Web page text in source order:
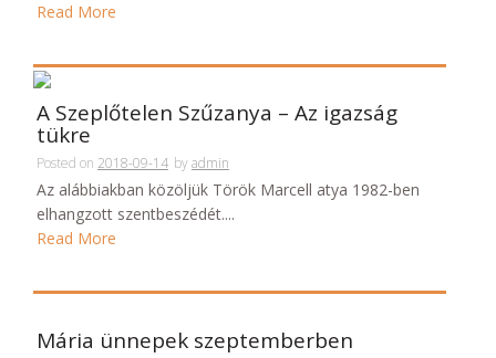
Read More
A Szeplőtelen Szűzanya – Az igazság
tükre
Posted on 2018-09-14 byadmin
Az alábbiakban közöljük Török Marcell atya 1982-ben
elhangzott szentbeszédét....
Read More
Mária ünnepek szeptemberben